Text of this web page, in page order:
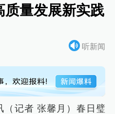
质量发展新实践
听新闻
（记者 张馨月）春日璧